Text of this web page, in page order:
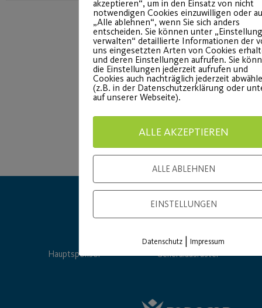
Hauptsponsor Generalausrüster
akzeptieren“, um in den Einsatz von nicht
notwendigen Cookies einzuwilligen oder
„Alle ablehnen“, wenn Sie sich anders
entscheiden. Sie können unter
verwalten“ detaillierte Informationen der
uns eingesetzten Arten von Cookies
und deren Einstellungen aufrufen. Sie
die Einstellungen jederzeit aufrufen und
Cookies auch nachträglich jederzeit
(z.B. in der Datenschutzerklärung oder
auf unserer Webseite).
ALLE AKZEPTIEREN
ALLE ABLEHNEN
EINSTELLUNGEN
Datenschutz |Impressum